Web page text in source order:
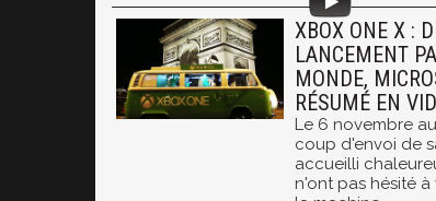
XBOX ONE X :
LANCEMENT
MONDE,
RÉSUMÉ EN
Le 6 novembre
coup d'envoi de
accueilli
n'ont pas hésité